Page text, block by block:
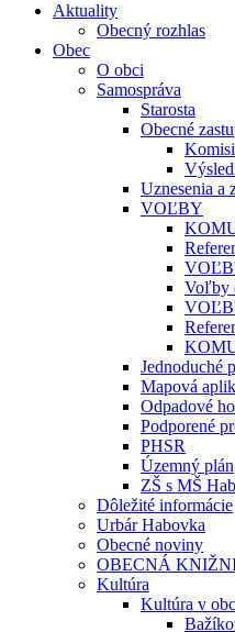
Aktuality
Obecný rozhlas
Obec
O obci
Samospráva
Starosta
Obecné
Uznesenia a
VOĽBY
Voľby
Jednoduché
Mapová
Odpadové
Podporené
PHSR
Územný plán
ZŠ s MŠ
Dôležité informácie
Urbár Habovka
Obecné noviny
OBECNÁ
Kultúra
Kultúra v